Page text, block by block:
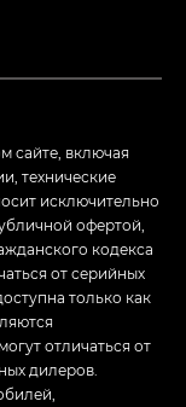
сайте, включая
технические
исключительно
офертой,
кодекса
от серийных
только как
отличаться от
дилеров.